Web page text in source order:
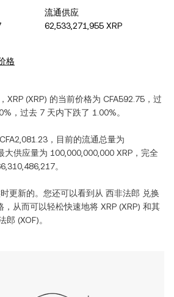
流通供应
62,533,271,955 XRP
格
XRP (XRP) 的当前价格为 CFA592.75 ，过
，过去 7 天内下跌了 1.00%。
CFA2,081.23 ，目前的流通总量为
大供应量为 100,000,000,000 XRP ，完全
。
更新的。您还可以看到从 西非法郎 兑换
，从而可以轻松快速地将 XRP (XRP) 和其
郎 (XOF)。